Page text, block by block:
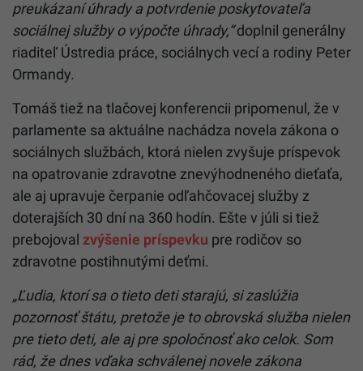
preukázaní úhrady a potvrdenie poskytovateľa
sociálnej služby o výpočte úhrady,“doplnil generálny
riaditeľ Ústredia práce, sociálnych vecí a rodiny Peter
Ormandy.
Tomáš tiež na tlačovej konferencii pripomenul, že v
parlamente sa aktuálne nachádza novela zákona o
sociálnych službách, ktorá nielen zvyšuje príspevok
na opatrovanie zdravotne znevýhodneného dieťaťa,
ale aj upravuje čerpanie odľahčovacej služby z
doterajších 30 dní na 360 hodín. Ešte v júli si tiež
prebojoval zvýšenie príspevku pre rodičov so
zdravotne postihnutými deťmi.
„Ľudia, ktorí sa o tieto deti starajú, si zaslúžia
pozornosť štátu, pretože je to obrovská služba nielen
pre tieto deti, ale aj pre spoločnosť ako celok. Som
rád, že dnes vďaka schválenej novele zákona